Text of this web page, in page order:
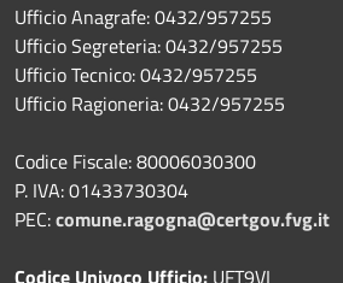
Ufficio Anagrafe: 0432/957255
Ufficio Segreteria: 0432/957255
Ufficio Tecnico: 0432/957255
Ufficio Ragioneria: 0432/957255
Codice Fiscale: 80006030300
P. IVA: 01433730304
PEC:comune.ragogna@certgov.fvg.it
Codice Univoco Ufficio: UFT9VI